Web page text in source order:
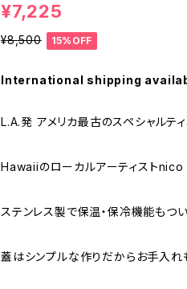
¥7,225
¥8,500 15%OFF
International shipping
L.A.発 アメリカ最古のスペシャルテ
Hawaiiのローカルアーティスト
ステンレス製で保温・保冷機能もつい
蓋はシンプルな作りだからお手入れ